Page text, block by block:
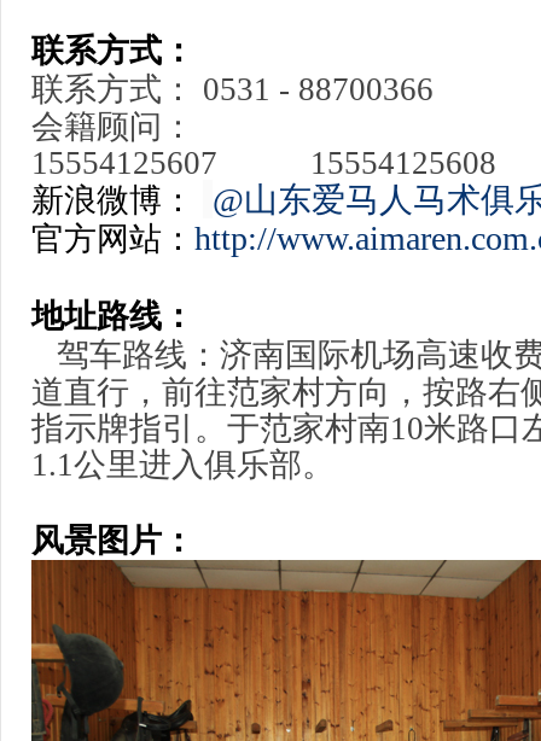
联系方式：
联系方式： 0531 - 88700366
会籍顾问：
15554125607 15554125608
新浪微博：
@山东爱马人马术俱
官方网站： http://
地址路线：
驾车路线：济南国际机场高速收
道直行，前往范家村方向，按路右
指示牌指引。于范家村南10米路口
1.1公里进入俱乐部。
风景图片：